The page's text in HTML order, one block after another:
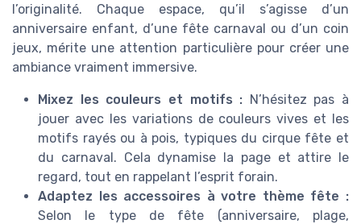
l’originalité. Chaque espace, qu’il s’agisse d’un
anniversaire enfant, d’une fête carnaval ou d’un coin
jeux, mérite une attention particulière pour créer une
ambiance vraiment immersive.
Mixez les couleurs et motifs : N’hésitez pas à
jouer avec les variations de couleurs vives et les
motifs rayés ou à pois, typiques du cirque fête et
du carnaval. Cela dynamise la page et attire le
regard, tout en rappelant l’esprit forain.
Adaptez les accessoires à votre thème fête :
Selon le type de fête (anniversaire, plage,